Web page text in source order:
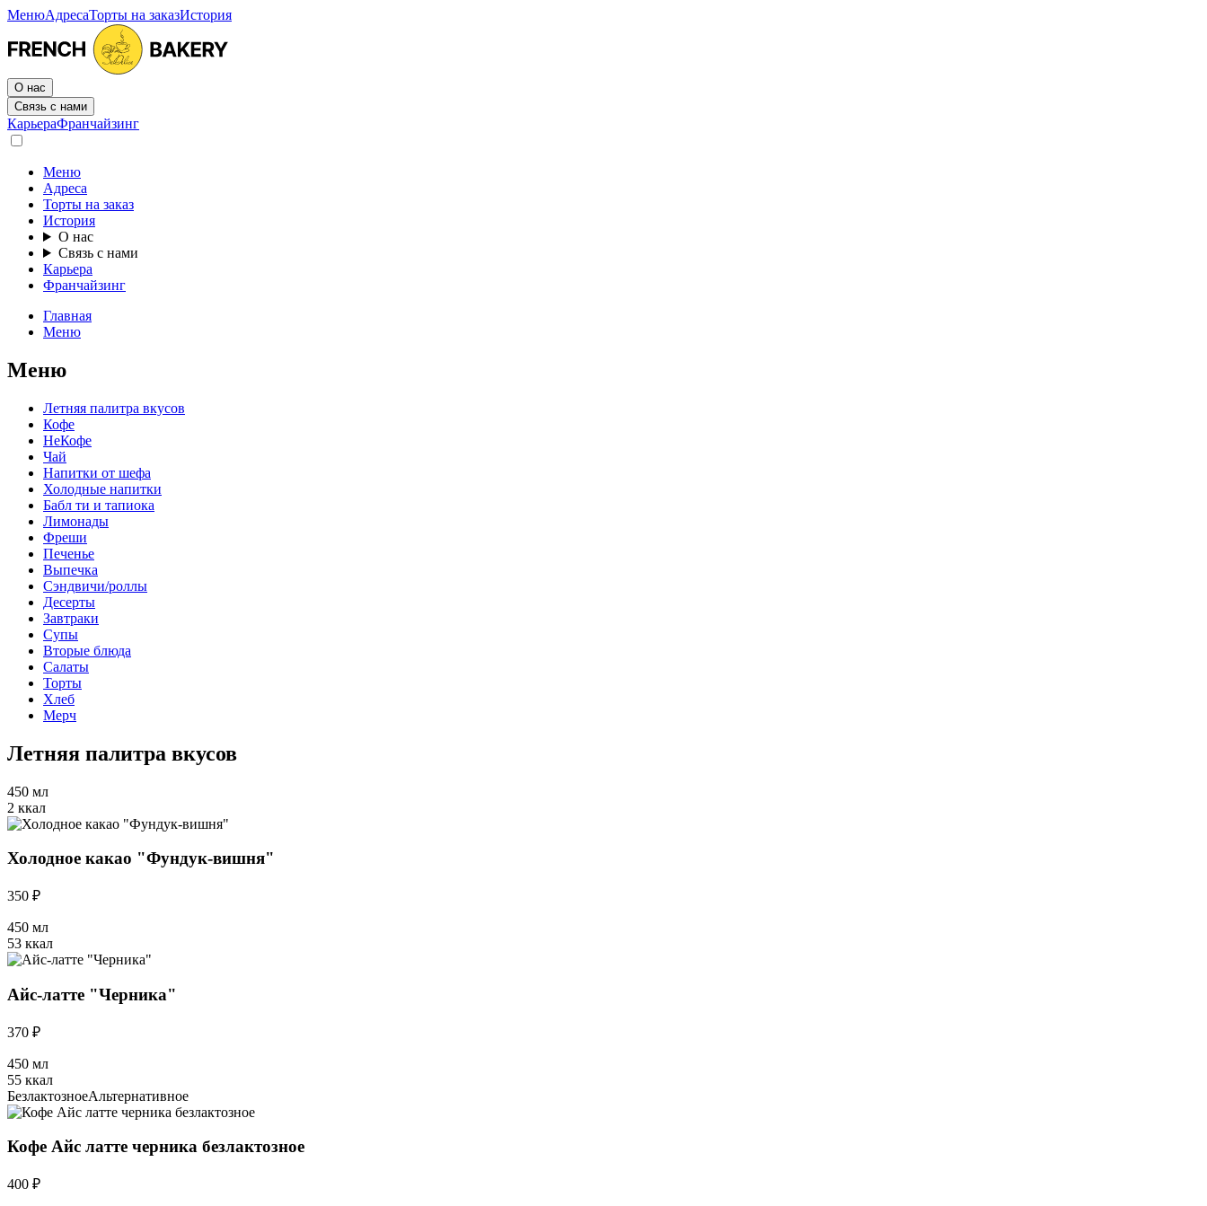
МенюАдресаТорты на заказИстория
О нас
Связь с нами
КарьераФранчайзинг
Меню
Адреса
Торты на заказ
История
О нас
Связь с нами
Карьера
Франчайзинг
Главная
Меню
Меню
Летняя палитра вкусов
Кофе
НеКофе
Чай
Напитки от шефа
Холодные напитки
Бабл ти и тапиока
Лимонады
Фреши
Печенье
Выпечка
Сэндвичи/роллы
Десерты
Завтраки
Супы
Вторые блюда
Салаты
Торты
Хлеб
Мерч
Летняя палитра вкусов
450 мл
2 ккал
Холодное какао "Фундук-вишня"
350 ₽
450 мл
53 ккал
Айс-латте "Черника"
370 ₽
450 мл
55 ккал
БезлактозноеАльтернативное
Кофе Айс латте черника безлактозное
400 ₽